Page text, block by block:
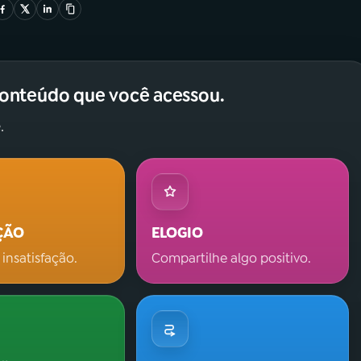
que você acessou.
ELOGIO
Compartilhe algo positivo.